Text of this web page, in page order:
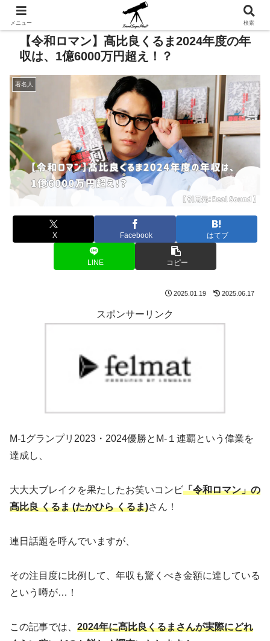
【令和ロマン】髙比良くるま2024年度の年
収は、1億6000万円超え！？
著名人
X Facebook はてブ
LINE コピー
2025.01.19 2025.06.17
スポンサーリンク
M-1グランプリ2023・2024優勝とM-１連覇という偉業を
達成し、
大大大ブレイクを果たしたお笑いコンビ「令和ロマン」の
髙比良 くるま (たかひら くるま)さん！
連日話題を呼んでいますが、
その注目度に比例して、年収も驚くべき金額に達している
という噂が…！
この記事では、 2024年に髙比良くるまさんが実際にどれ
メニュー 検索